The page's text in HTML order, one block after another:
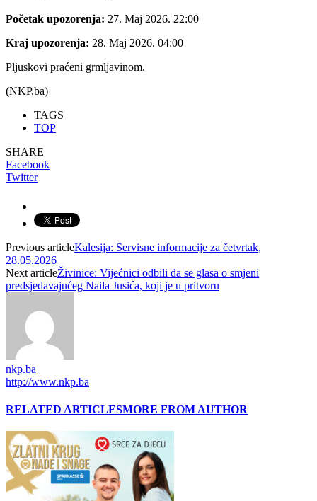
Početak upozorenja: 27. Maj 2026. 22:00
Kraj upozorenja: 28. Maj 2026. 04:00
Pljuskovi praćeni grmljavinom.
(NKP.ba)
TAGS
TOP
SHARE
Facebook
Twitter
Previous articleKalesija: Servisne informacije za četvrtak,
28.05.2026
Next articleŽivinice: Vijećnici odbili da se glasa o smjeni
predsjedavajućeg Naila Jusića, koji je u pritvoru
nkp.ba
http://www.nkp.ba
RELATED ARTICLESMORE FROM AUTHOR